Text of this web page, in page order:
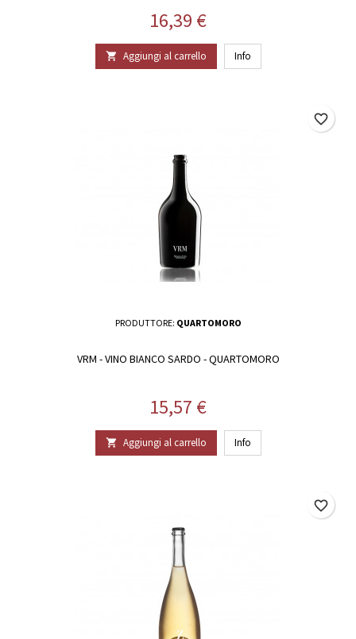
Prezzo
16,39 €
 Aggiungi al carrello Info
PRODUTTORE: QUARTOMORO
VRM - VINO BIANCO SARDO - QUARTOMORO
Prezzo
15,57 €
 Aggiungi al carrello Info
favorite_border
favorite_border